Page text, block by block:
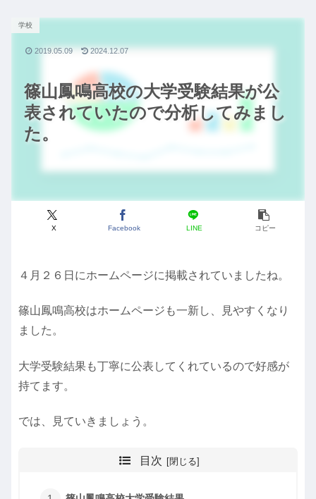
篠山鳳鳴高校の大学受験結果が公
表されていたので分析してみまし
た。
学校
X Facebook LINE コピー
2019.05.09 2024.12.07
４月２６日にホームページに掲載されていましたね。
篠山鳳鳴高校はホームページも一新し、見やすくなり
ました。
大学受験結果も丁寧に公表してくれているので好感が
持てます。
では、見ていきましょう。
目次